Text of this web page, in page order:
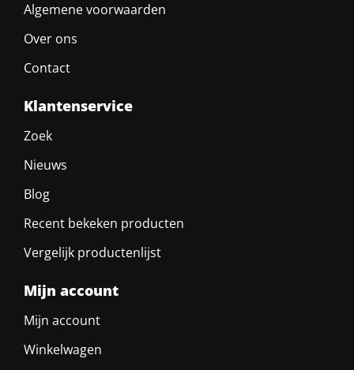
Algemene voorwaarden
Over ons
Contact
Klantenservice
Zoek
Nieuws
Blog
Recent bekeken producten
Vergelijk productenlijst
Mijn account
Mijn account
Winkelwagen